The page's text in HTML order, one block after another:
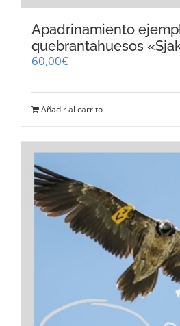
Apadrinamiento
quebrantahuesos
60,00€
Añadir al carrito